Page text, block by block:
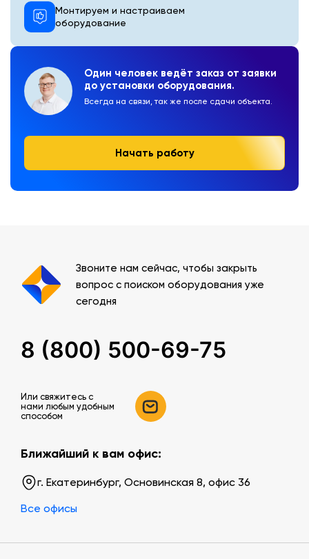
Один человек ведёт заказ от заявки
до установки оборудования.
Всегда на связи, так же после сдачи объекта.
Начать работу
Монтируем и настраиваем
оборудование
Звоните нам сейчас, чтобы закрыть
вопрос с поиском оборудования уже
сегодня
8 (800) 500-69-75
Или свяжитесь c
нами любым удобным
способом
Ближайший к вам офис:
г. Екатеринбург, Основинская 8, офис 36
Все офисы